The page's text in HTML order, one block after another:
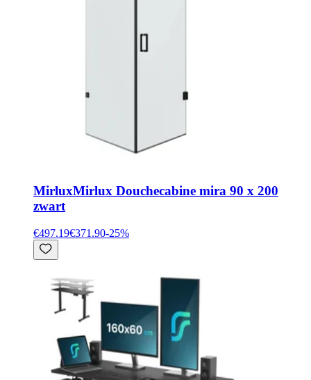
MirluxMirlux Douchecabine mira 90 x 200
zwart
€497.19€371.90-25%